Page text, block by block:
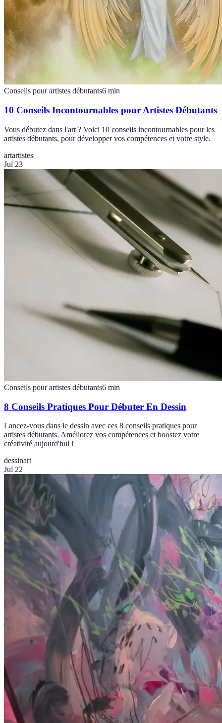
Conseils pour artistes débutants6 min
10 Conseils Incontournables pour Artistes Débutants
Vous débutez dans l'art ? Voici 10 conseils incontournables pour les
artistes débutants, pour développer vos compétences et votre style.
artartistes
Jul 23
Conseils pour artistes débutants6 min
8 Conseils Pratiques Pour Débuter En Dessin
Lancez-vous dans le dessin avec ces 8 conseils pratiques pour
artistes débutants. Améliorez vos compétences et boostez votre
créativité aujourd'hui !
dessinart
Jul 22